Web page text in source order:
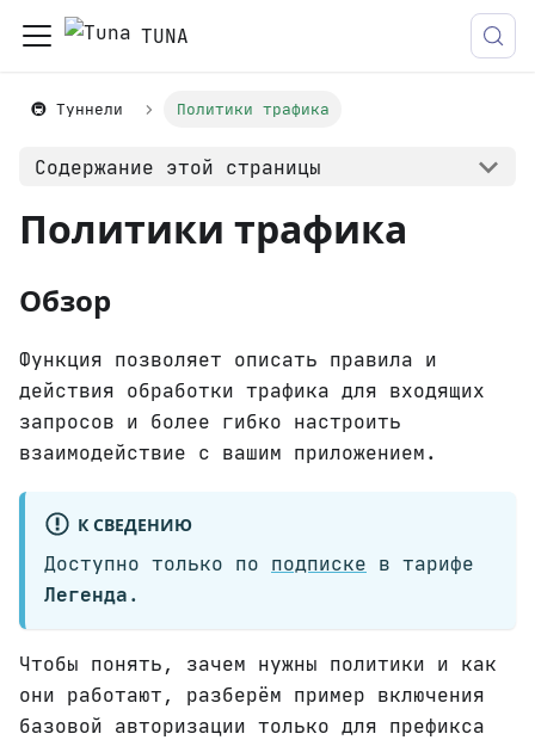
TUNA
🚇 Туннели Политики трафика
Содержание этой страницы
Политики трафика
Обзор
Функция позволяет описать правила и
действия обработки трафика для входящих
запросов и более гибко настроить
взаимодействие с вашим приложением.
К СВЕДЕНИЮ
Доступно только по подписке в тарифе
Легенда .
Чтобы понять, зачем нужны политики и как
они работают, разберём пример включения
базовой авторизации только для префикса